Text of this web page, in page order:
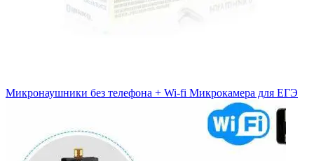
Микронаушники без телефона + Wi-fi Микрокамера для ЕГЭ